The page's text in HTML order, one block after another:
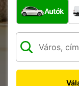
Milyen típusú
Autók